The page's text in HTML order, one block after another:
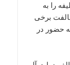
را به
برخی
حضور در